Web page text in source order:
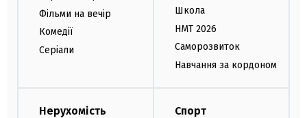
Фільми на вечір
Комедії
Серіали
Школа
НМТ 2026
Саморозвиток
Навчання за кордоном
Нерухомість Спорт